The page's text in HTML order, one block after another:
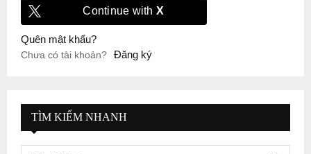
Continue with X
Quên mật khẩu?
Chưa có tài khoản? Đăng ký
TÌM KIẾM NHANH